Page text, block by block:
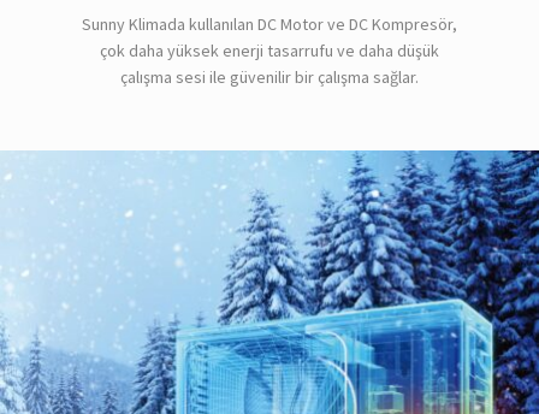
Sunny Klimada kullanılan DC Motor ve DC Kompresör,
çok daha yüksek enerji tasarrufu ve daha düşük
çalışma sesi ile güvenilir bir çalışma sağlar.